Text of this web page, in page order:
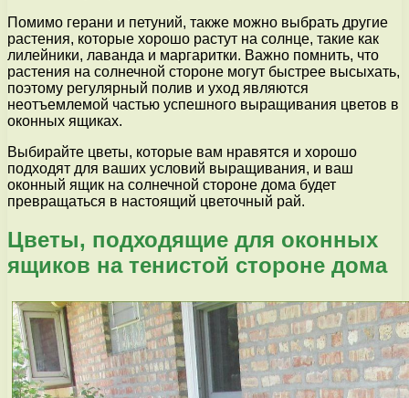
Помимо герани и петуний, также можно выбрать другие
растения, которые хорошо растут на солнце, такие как
лилейники, лаванда и маргаритки. Важно помнить, что
растения на солнечной стороне могут быстрее высыхать,
поэтому регулярный полив и уход являются
неотъемлемой частью успешного выращивания цветов в
оконных ящиках.
Выбирайте цветы, которые вам нравятся и хорошо
подходят для ваших условий выращивания, и ваш
оконный ящик на солнечной стороне дома будет
превращаться в настоящий цветочный рай.
Цветы, подходящие для оконных
ящиков на тенистой стороне дома